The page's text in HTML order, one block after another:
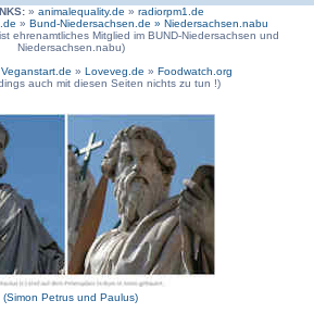
» animalequality.de » radiorpm1.de
» Bund-Niedersachsen.de » Niedersachsen.nabu
ehrenamtliches Mitglied im BUND-Niedersachsen und
Niedersachsen.nabu)
Veganstart.de » Loveveg.de » Foodwatch.org
auch mit diesen Seiten nichts zu tun !)
(Simon Petrus und Paulus)